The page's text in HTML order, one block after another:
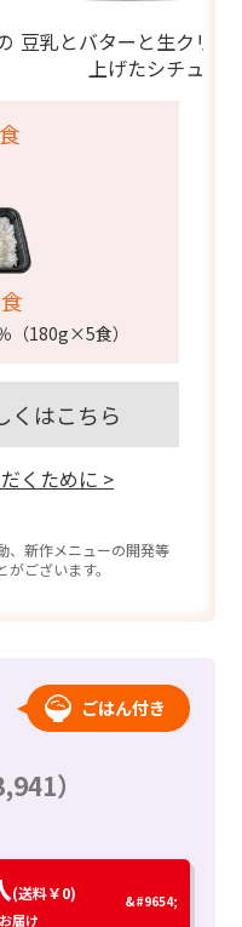
豆乳とバターと生クリー
上げたシチュー
（180g×5食）
くはこちら
くために >
新作メニューの開発等
ございます。
ごはん付き
）
(送料￥0)
届け